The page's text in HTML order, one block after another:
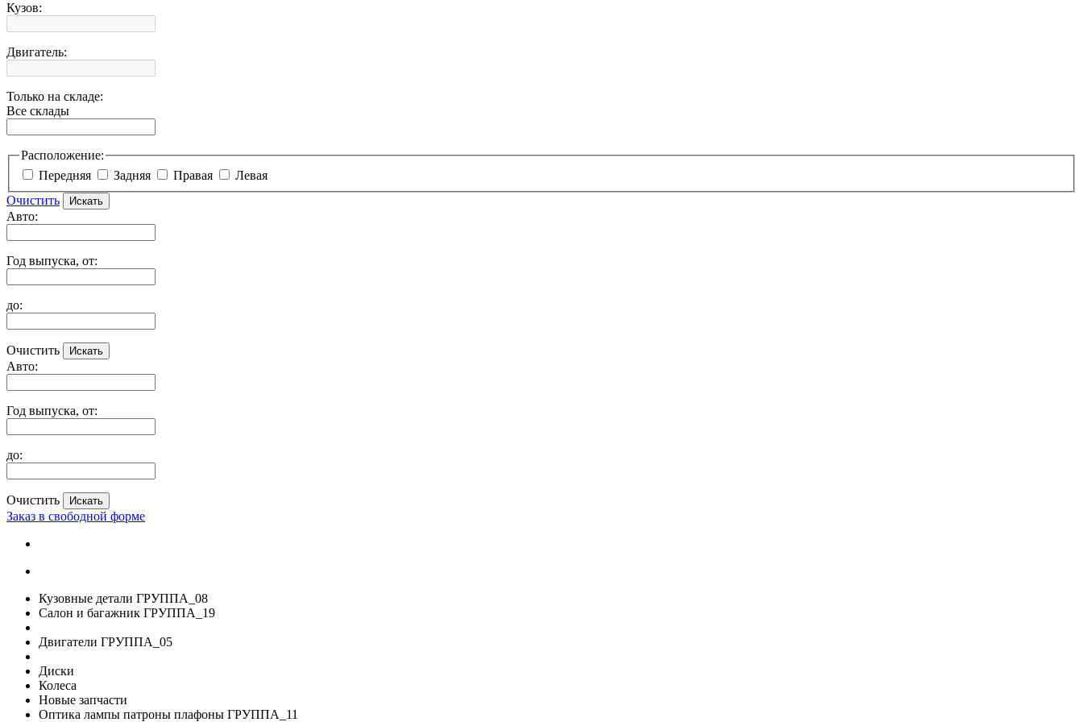
Кузов:
Двигатель:
Только на складе:
Все склады
Расположение:
Передняя
Задняя Правая
Левая
Очистить
Авто:
Год выпуска, от:
до:
Очистить
Авто:
Год выпуска, от:
до:
Очистить
Заказ в свободной форме
Кузовные детали ГРУППА_08
Салон и багажник ГРУППА_19
Двигатели ГРУППА_05
Диски
Колеса
Новые запчасти
Оптика лампы патроны плафоны ГРУППА_11